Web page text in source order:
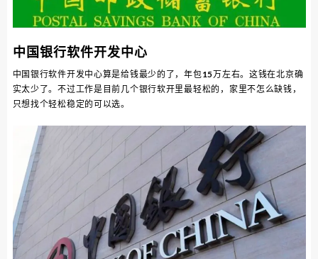
中国银行软件开发中心
中国银行软件开发中心算是给钱最少的了，年包15万左右。这钱在北京确
实太少了。不过工作是目前几个银行软开里最轻松的，家里不怎么缺钱，
只想找个轻松稳定的可以选。